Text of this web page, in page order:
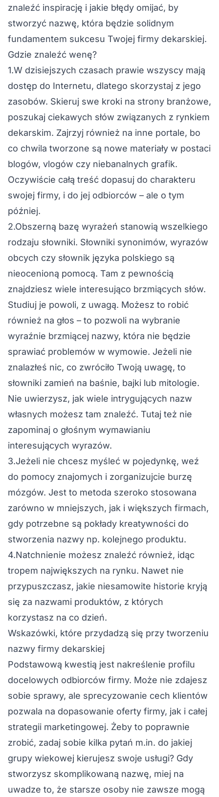
znaleźć inspirację i jakie błędy omijać, by
stworzyć nazwę, która będzie solidnym
fundamentem sukcesu Twojej firmy dekarskiej.
Gdzie znaleźć wenę?
1.W dzisiejszych czasach prawie wszyscy mają
dostęp do Internetu, dlatego skorzystaj z jego
zasobów. Skieruj swe kroki na strony branżowe,
poszukaj ciekawych słów związanych z rynkiem
dekarskim. Zajrzyj również na inne portale, bo
co chwila tworzone są nowe materiały w postaci
blogów, vlogów czy niebanalnych grafik.
Oczywiście całą treść dopasuj do charakteru
swojej firmy, i do jej odbiorców – ale o tym
później.
2.Obszerną bazę wyrażeń stanowią wszelkiego
rodzaju słowniki. Słowniki synonimów, wyrazów
obcych czy słownik języka polskiego są
nieocenioną pomocą. Tam z pewnością
znajdziesz wiele interesująco brzmiących słów.
Studiuj je powoli, z uwagą. Możesz to robić
również na głos – to pozwoli na wybranie
wyraźnie brzmiącej nazwy, która nie będzie
sprawiać problemów w wymowie. Jeżeli nie
znalazłeś nic, co zwróciło Twoją uwagę, to
słowniki zamień na baśnie, bajki lub mitologie.
Nie uwierzysz, jak wiele intrygujących nazw
własnych możesz tam znaleźć. Tutaj też nie
zapominaj o głośnym wymawianiu
interesujących wyrazów.
3.Jeżeli nie chcesz myśleć w pojedynkę, weź
do pomocy znajomych i zorganizujcie burzę
mózgów. Jest to metoda szeroko stosowana
zarówno w mniejszych, jak i większych firmach,
gdy potrzebne są pokłady kreatywności do
stworzenia nazwy np. kolejnego produktu.
4.Natchnienie możesz znaleźć również, idąc
tropem największych na rynku. Nawet nie
przypuszczasz, jakie niesamowite historie kryją
się za nazwami produktów, z których
korzystasz na co dzień.
Wskazówki, które przydadzą się przy tworzeniu
nazwy firmy dekarskiej
Podstawową kwestią jest nakreślenie profilu
docelowych odbiorców firmy. Może nie zdajesz
sobie sprawy, ale sprecyzowanie cech klientów
pozwala na dopasowanie oferty firmy, jak i całej
strategii marketingowej. Żeby to poprawnie
zrobić, zadaj sobie kilka pytań m.in. do jakiej
grupy wiekowej kierujesz swoje usługi? Gdy
stworzysz skomplikowaną nazwę, miej na
uwadze to, że starsze osoby nie zawsze mogą